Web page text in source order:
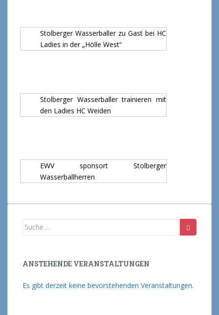
Stolberger Wasserballer zu Gast bei HC
Ladies in der „Hölle West“
Stolberger Wasserballer trainieren mit
den Ladies HC Weiden
EWV sponsort Stolberger
Wasserballherren
Suche nach:
ANSTEHENDE VERANSTALTUNGEN
Es gibt derzeit keine bevorstehenden Veranstaltungen.